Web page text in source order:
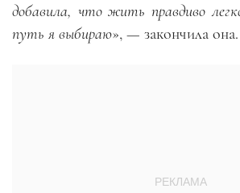
добавила, что жить правдиво
путь я выбираю», — закончила она.